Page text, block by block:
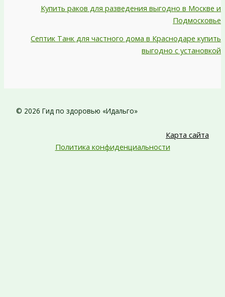
Купить раков для разведения выгодно в Москве и
Подмосковье
Септик Танк для частного дома в Краснодаре купить
выгодно с установкой
© 2026 Гид по здоровью «Идальго»
Карта сайта
Политика конфиденциальности